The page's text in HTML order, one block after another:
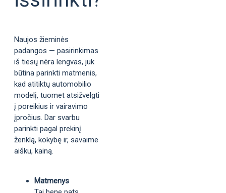
Naujos žieminės
padangos — pasirinkimas
iš tiesų nėra lengvas, juk
būtina parinkti matmenis,
kad atitiktų automobilio
modelį, tuomet atsižvelgti
į poreikius ir vairavimo
įpročius. Dar svarbu
parinkti pagal prekinį
ženklą, kokybę ir, savaime
aišku, kainą.
Matmenys